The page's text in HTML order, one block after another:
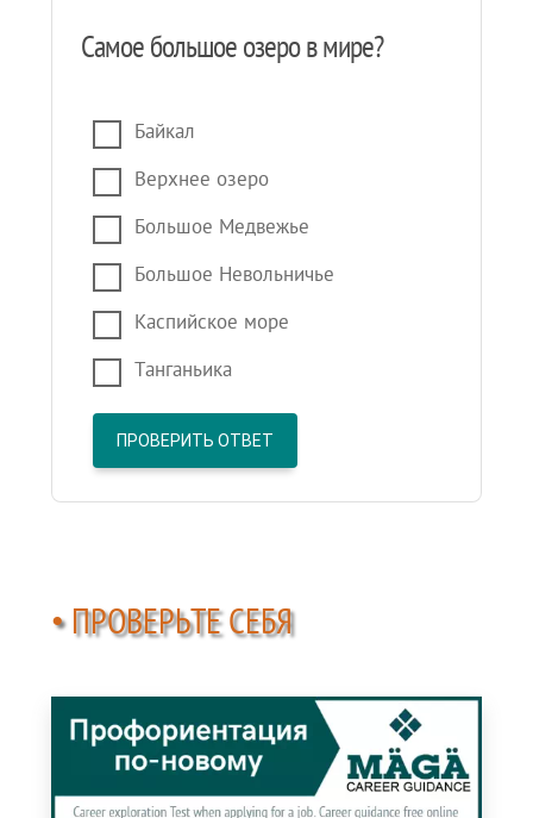
Самое большое озеро в мире?
Байкал
Верхнее озеро
Большое Медвежье
Большое Невольничье
Каспийское море
Танганьика
ПРОВЕРИТЬ ОТВЕТ
• ПРОВЕРЬТЕ СЕБЯ